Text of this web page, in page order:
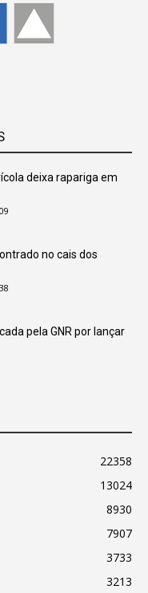
deixa rapariga em
no cais dos
pela GNR por lançar
22358
13024
8930
7907
3733
3213